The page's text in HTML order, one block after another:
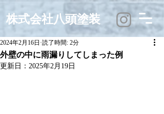
株式会社八頭塗装
外壁の中に雨漏りしてしまった例
2024年2月16日 読了時間: 2分
更新日： 2025年2月19日